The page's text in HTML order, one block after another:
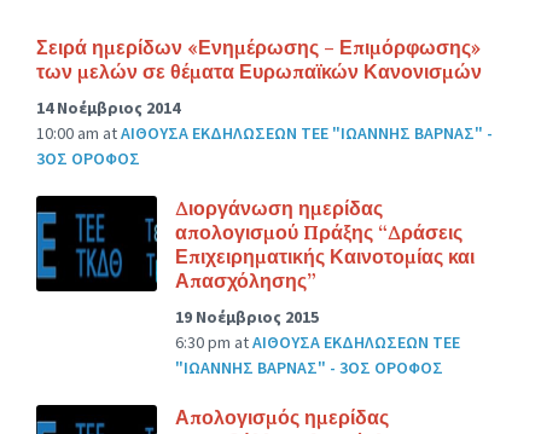
Σειρά ημερίδων «Ενημέρωσης – Επιμόρφωσης»
των μελών σε θέματα Ευρωπαϊκών Κανονισμών
14 Νοέμβριος 2014
10:00 am atΑΙΘΟΥΣΑ ΕΚΔΗΛΩΣΕΩΝ ΤΕΕ "ΙΩΑΝΝΗΣ ΒΑΡΝΑΣ" -
3ΟΣ ΟΡΟΦΟΣ
Διοργάνωση ημερίδας
απολογισμού Πράξης “Δράσεις
Επιχειρηματικής Καινοτομίας και
Απασχόλησης”
19 Νοέμβριος 2015
6:30 pm atΑΙΘΟΥΣΑ ΕΚΔΗΛΩΣΕΩΝ ΤΕΕ
"ΙΩΑΝΝΗΣ ΒΑΡΝΑΣ" - 3ΟΣ ΟΡΟΦΟΣ
Απολογισμός ημερίδας